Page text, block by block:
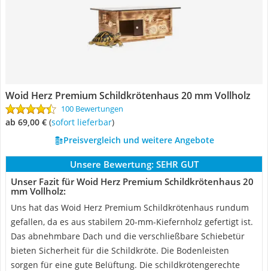
Woid Herz Premium Schildkrötenhaus 20 mm Vollholz
100 Bewertungen
ab 69,00 € ( Sofort lieferbar)
Preisvergleich und weitere Angebote
Unsere Bewertung: SEHR GUT
Unser Fazit für Woid Herz Premium Schildkrötenhaus 20
mm Vollholz:
Uns hat das Woid Herz Premium Schildkrötenhaus rundum
gefallen, da es aus stabilem 20-mm-Kiefernholz gefertigt ist.
Das abnehmbare Dach und die verschließbare Schiebetür
bieten Sicherheit für die Schildkröte. Die Bodenleisten
sorgen für eine gute Belüftung. Die schildkrötengerechte